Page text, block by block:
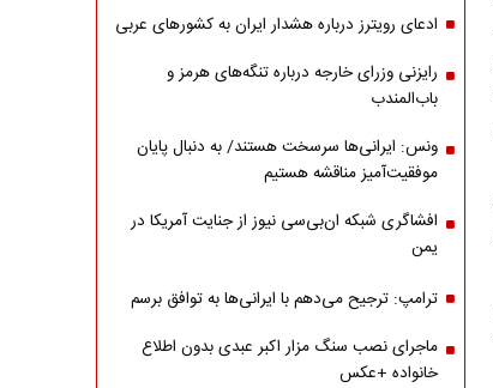
ادعای رویترز درباره هشدار ایران به کشورهای عربی
رایزنی وزرای خارجه درباره تنگه‌های هرمز و
باب‌المندب
ونس: ایرانی‌ها سرسخت هستند/ به دنبال پایان
موفقیت‌آمیز مناقشه هستیم
افشاگری شبکه ان‌بی‌سی نیوز از جنایت آمریکا در
یمن
ترامپ: ترجیح می‌دهم با ایرانی‌‌ها به توافق برسم
ماجرای نصب سنگ مزار اکبر عبدی بدون اطلاع
خانواده +عکس